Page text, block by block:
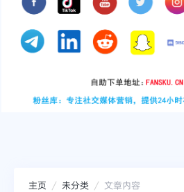
youtube
instagram
twitter
主页 未分类 文章内容